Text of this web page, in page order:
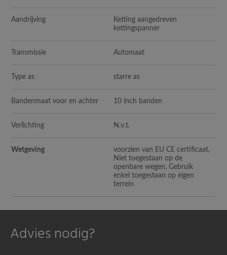
Aandrijving
Ketting aangedreven
kettingspanner
Transmissie Automaat
Type as starre as
Bandenmaat voor en achter 10 inch banden
Verlichting N.v.t.
Wetgeving
voorzien van EU CE certificaat,
Niet toegestaan op de
openbare wegen. Gebruik
enkel toegestaan op eigen
terrein
Advies nodig?